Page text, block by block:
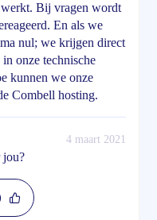
Bij vragen wordt
En als we
nul; we krijgen direct
onze technische
kunnen we onze
Combell hosting.
4 maart 2021
jou?